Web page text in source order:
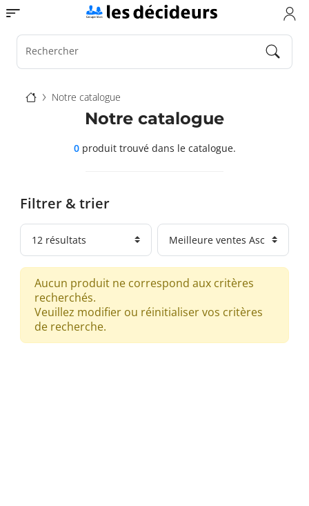
Aller
au
contenu
principal
Toggle navigation
Rechercher
Fil
d'Ariane
Notre catalogue
Filtrer & trier
Notre catalogue
0produit trouvédans le catalogue.
Aucun produit ne correspond aux critères
recherchés.
Veuillez modifier ou réinitialiser vos critères
de recherche.